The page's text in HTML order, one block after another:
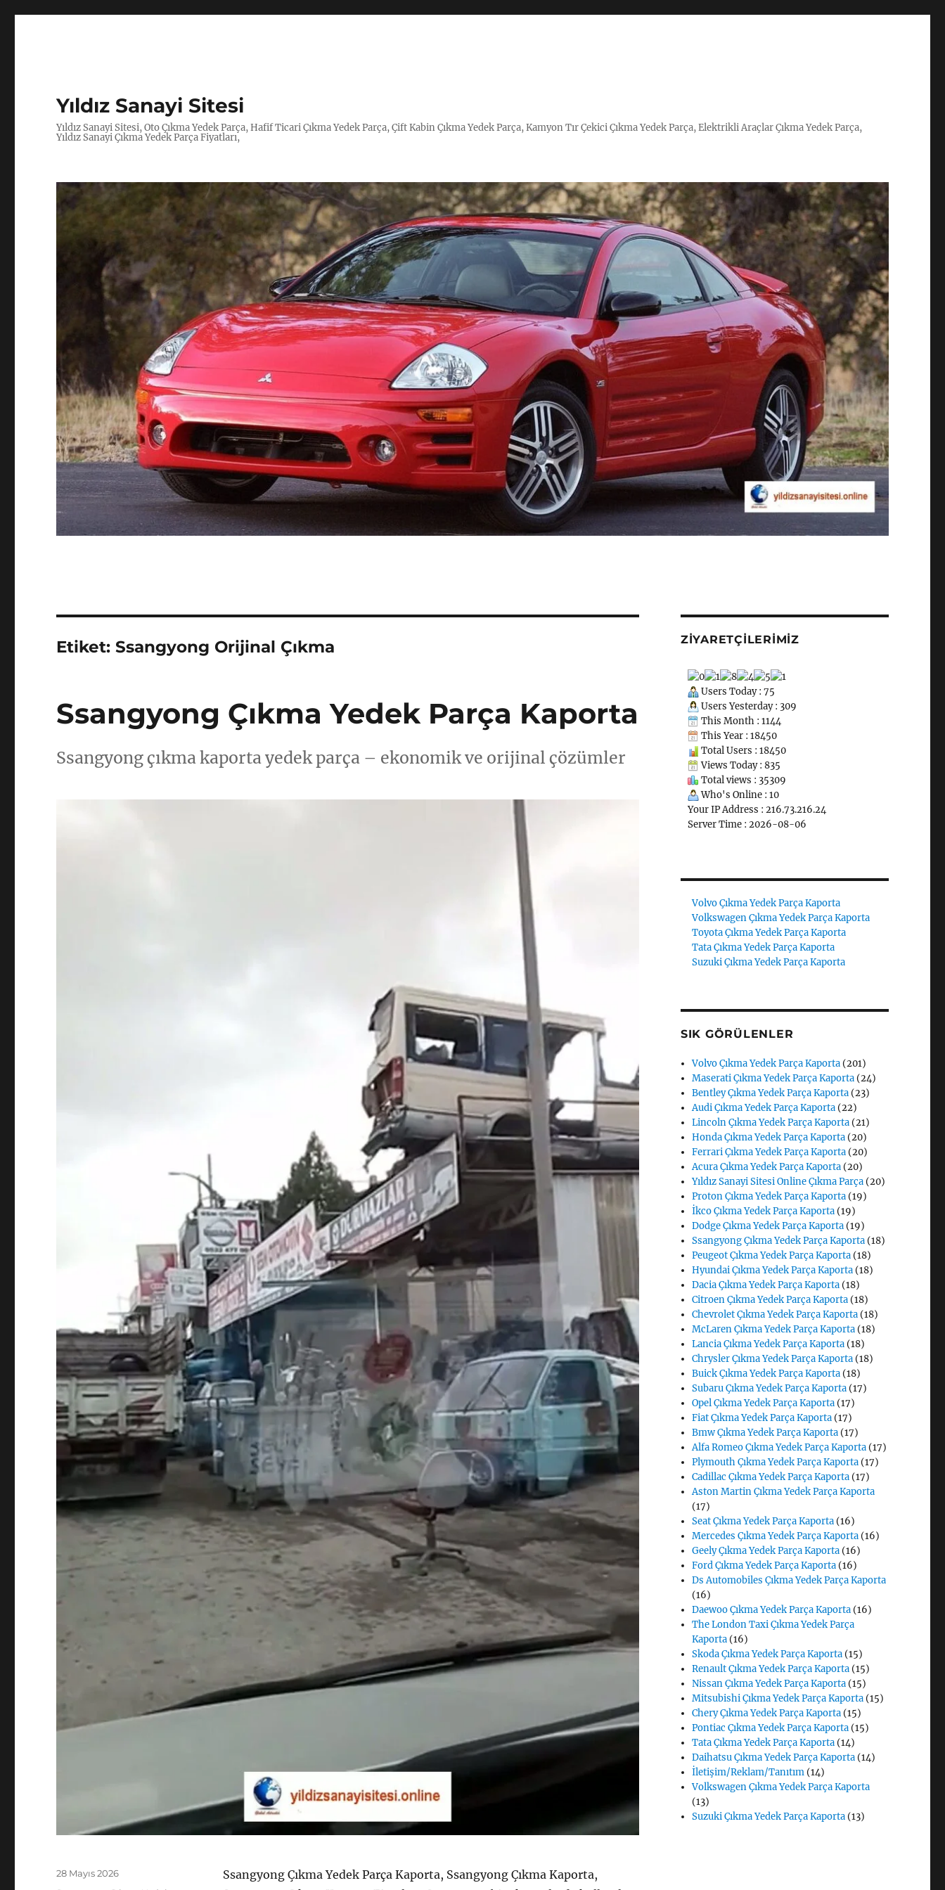
Yıldız Sanayi Sitesi
Yıldız Sanayi Sitesi, Oto Çıkma Yedek Parça, Hafif Ticari Çıkma Yedek Parça, Çift Kabin Çıkma Yedek Parça, Kamyon Tır Çekici Çıkma Yedek Parça, Elektrikli Araçlar Çıkma Yedek Parça,
Yıldız Sanayi Çıkma Yedek Parça Fiyatları,
Etiket:Ssangyong Orijinal Çıkma
Ssangyong Çıkma Yedek Parça Kaporta
Ssangyong çıkma kaporta yedek parça – ekonomik ve orijinal çözümler
Ssangyong Çıkma Yedek Parça Kaporta, Ssangyong Çıkma Kaporta,
Yayın
28 Mayıs 2026
ZIYARETÇILERIMIZ
Users Today : 75
Users Yesterday : 309
This Month : 1144
This Year : 18450
Total Users : 18450
Views Today : 835
Total views : 35309
Who's Online : 10
Your IP Address : 216.73.216.24
Server Time : 2026-08-06
Volvo Çıkma Yedek Parça Kaporta
Volkswagen Çıkma Yedek Parça Kaporta
Toyota Çıkma Yedek Parça Kaporta
Tata Çıkma Yedek Parça Kaporta
Suzuki Çıkma Yedek Parça Kaporta
SIK GÖRÜLENLER
Volvo Çıkma Yedek Parça Kaporta (201)
Maserati Çıkma Yedek Parça Kaporta (24)
Bentley Çıkma Yedek Parça Kaporta (23)
Audi Çıkma Yedek Parça Kaporta (22)
Lincoln Çıkma Yedek Parça Kaporta (21)
Honda Çıkma Yedek Parça Kaporta (20)
Ferrari Çıkma Yedek Parça Kaporta (20)
Acura Çıkma Yedek Parça Kaporta (20)
Yıldız Sanayi Sitesi Online Çıkma Parça (20)
Proton Çıkma Yedek Parça Kaporta (19)
İkco Çıkma Yedek Parça Kaporta (19)
Dodge Çıkma Yedek Parça Kaporta (19)
Ssangyong Çıkma Yedek Parça Kaporta (18)
Peugeot Çıkma Yedek Parça Kaporta (18)
Hyundai Çıkma Yedek Parça Kaporta (18)
Dacia Çıkma Yedek Parça Kaporta (18)
Citroen Çıkma Yedek Parça Kaporta (18)
Chevrolet Çıkma Yedek Parça Kaporta (18)
McLaren Çıkma Yedek Parça Kaporta (18)
Lancia Çıkma Yedek Parça Kaporta (18)
Chrysler Çıkma Yedek Parça Kaporta (18)
Buick Çıkma Yedek Parça Kaporta (18)
Subaru Çıkma Yedek Parça Kaporta (17)
Opel Çıkma Yedek Parça Kaporta (17)
Fiat Çıkma Yedek Parça Kaporta (17)
Bmw Çıkma Yedek Parça Kaporta (17)
Alfa Romeo Çıkma Yedek Parça Kaporta (17)
Plymouth Çıkma Yedek Parça Kaporta (17)
Cadillac Çıkma Yedek Parça Kaporta (17)
Aston Martin Çıkma Yedek Parça Kaporta
(17)
Seat Çıkma Yedek Parça Kaporta (16)
Mercedes Çıkma Yedek Parça Kaporta (16)
Geely Çıkma Yedek Parça Kaporta (16)
Ford Çıkma Yedek Parça Kaporta (16)
Ds Automobiles Çıkma Yedek Parça Kaporta
(16)
Daewoo Çıkma Yedek Parça Kaporta (16)
The London Taxi Çıkma Yedek Parça
Kaporta (16)
Skoda Çıkma Yedek Parça Kaporta (15)
Renault Çıkma Yedek Parça Kaporta (15)
Nissan Çıkma Yedek Parça Kaporta (15)
Mitsubishi Çıkma Yedek Parça Kaporta (15)
Chery Çıkma Yedek Parça Kaporta (15)
Pontiac Çıkma Yedek Parça Kaporta (15)
Tata Çıkma Yedek Parça Kaporta (14)
Daihatsu Çıkma Yedek Parça Kaporta (14)
İletişim/Reklam/Tanıtım (14)
Volkswagen Çıkma Yedek Parça Kaporta
(13)
Suzuki Çıkma Yedek Parça Kaporta (13)